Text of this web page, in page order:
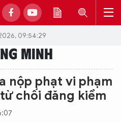
09:54:29
MINH
nộp phạt vi phạm
chối đăng kiểm